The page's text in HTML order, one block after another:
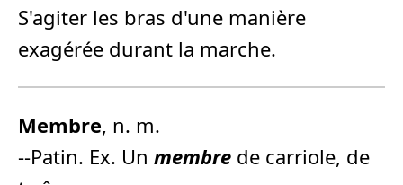
S'agiter les bras d'une manière
exagérée durant la marche.
Membre, n. m.
--Patin. Ex. Un membre de carriole, de